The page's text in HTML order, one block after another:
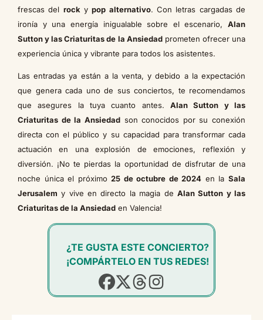
frescas del rock ypop alternativo. Con letras cargadas de
ironía y una energía inigualable sobre el escenario, Alan
Sutton y las Criaturitas de la Ansiedadprometen ofrecer una
experiencia única y vibrante para todos los asistentes.
Las entradas ya están a la venta, y debido a la expectación
que genera cada uno de sus conciertos, te recomendamos
que asegures la tuya cuanto antes. Alan Sutton y las
Criaturitas de la Ansiedadson conocidos por su conexión
directa con el público y su capacidad para transformar cada
actuación en una explosión de emociones, reflexión y
diversión. ¡No te pierdas la oportunidad de disfrutar de una
noche única el próximo25 de octubre de 2024 en laSala
Jerusalem y vive en directo la magia de Alan Sutton y las
Criaturitas de la Ansiedad en Valencia!
¿TE GUSTA ESTE CONCIERTO?
¡COMPÁRTELO EN TUS REDES!